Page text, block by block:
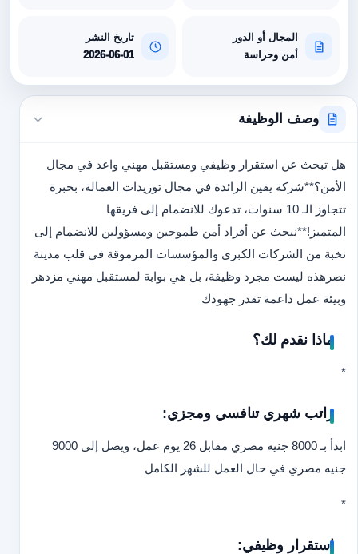
المجال أو الدور
أمن وحراسة
تاريخ النشر
2026-06-01
وصف الوظيفة
هل تبحث عن استقرار وظيفي ومستقبل مهني واعد في مجال
الأمن؟**شركة يقين الرائدة في مجال توريدات العمالة، بخبرة
تتجاوز الـ 10 سنوات، تدعوك للانضمام إلى فريقها
المتميز!**نبحث عن أفراد أمن طموحين ومسؤولين للانضمام إلى
نخبة من الشركات الكبرى والمؤسسات المرموقة في قلب مدينة
نصر هذه ليست مجرد وظيفة، بل هي بوابة لمستقبل مهني مزدهر
وبيئة عمل داعمة تقدر جهودك
ماذا نقدم لك؟
*
راتب شهري تنافسي ومجزي:
ابدأ بـ 8000 جنيه مصري مقابل 26 يوم عمل، ويصل إلى 9000
جنيه مصري في حال العمل للشهر الكامل
*
استقرار وظيفي: